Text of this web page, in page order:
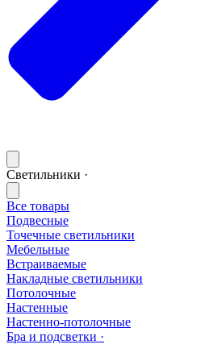
Светильники ·
Все товары
Подвесные
Точечные светильники
Мебельные
Встраиваемые
Накладные светильники
Потолочные
Настенные
Настенно-потолочные
Бра и подсветки ·